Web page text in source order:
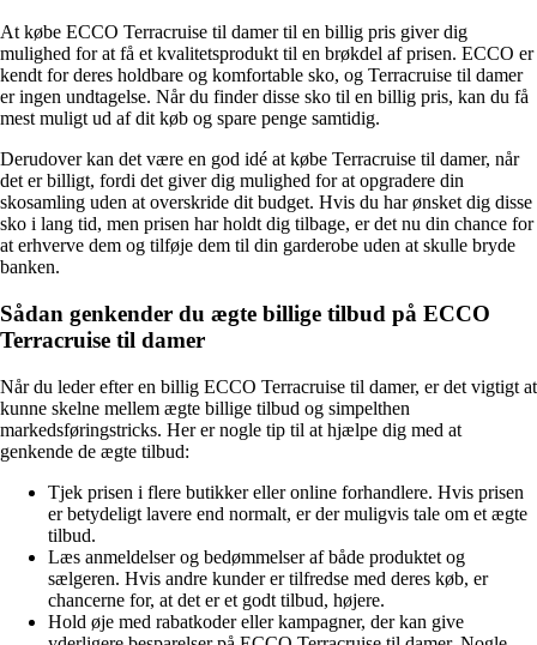
At købe ECCO Terracruise til damer til en billig pris giver dig
mulighed for at få et kvalitetsprodukt til en brøkdel af prisen. ECCO er
kendt for deres holdbare og komfortable sko, og Terracruise til damer
er ingen undtagelse. Når du finder disse sko til en billig pris, kan du få
mest muligt ud af dit køb og spare penge samtidig.
Derudover kan det være en god idé at købe Terracruise til damer, når
det er billigt, fordi det giver dig mulighed for at opgradere din
skosamling uden at overskride dit budget. Hvis du har ønsket dig disse
sko i lang tid, men prisen har holdt dig tilbage, er det nu din chance for
at erhverve dem og tilføje dem til din garderobe uden at skulle bryde
banken.
Sådan genkender du ægte billige tilbud på ECCO
Terracruise til damer
Når du leder efter en billig ECCO Terracruise til damer, er det vigtigt at
kunne skelne mellem ægte billige tilbud og simpelthen
markedsføringstricks. Her er nogle tip til at hjælpe dig med at
genkende de ægte tilbud:
Tjek prisen i flere butikker eller online forhandlere. Hvis prisen
er betydeligt lavere end normalt, er der muligvis tale om et ægte
tilbud.
Læs anmeldelser og bedømmelser af både produktet og
sælgeren. Hvis andre kunder er tilfredse med deres køb, er
chancerne for, at det er et godt tilbud, højere.
Hold øje med rabatkoder eller kampagner, der kan give